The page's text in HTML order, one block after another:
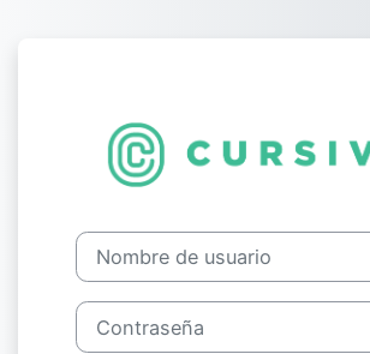
Nombre de usuario
Contraseña